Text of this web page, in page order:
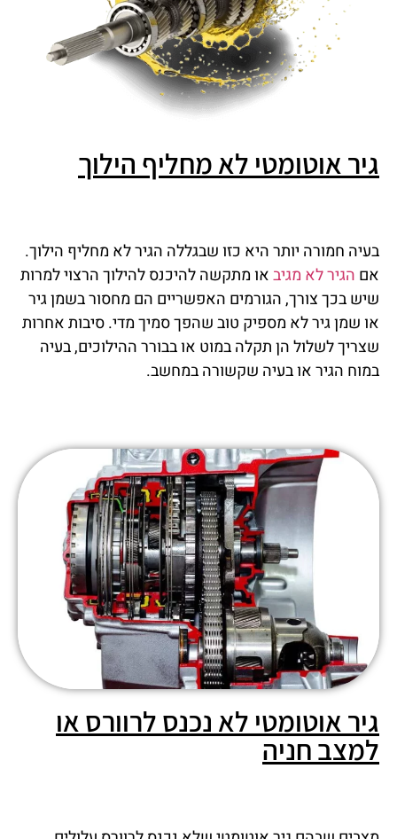
גיר אוטומטי לא מחליף הילוך
בעיה חמורה יותר היא כזו שבגללה הגיר לא מחליף הילוך.
אם הגיר לא מגיבאו מתקשה להיכנס להילוך הרצוי למרות
שיש בכך צורך, הגורמים האפשריים הם מחסור בשמן גיר
או שמן גיר לא מספיק טוב שהפך סמיך מדי. סיבות אחרות
שצריך לשלול הן תקלה במוט או בבורר ההילוכים, בעיה
במוח הגיר או בעיה שקשורה במחשב.
גיר אוטומטי לא נכנס לרוורס או
למצב חניה